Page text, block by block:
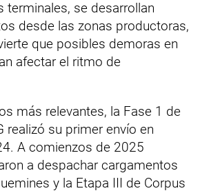
terminales, se desarrollan
desde las zonas productoras,
que posibles demoras en
afectar el ritmo de
más relevantes, la Fase 1 de
realizó su primer envío en
A comienzos de 2025
a despachar cargamentos
y la Etapa III de Corpus